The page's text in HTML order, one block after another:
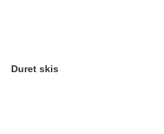
Duret skis